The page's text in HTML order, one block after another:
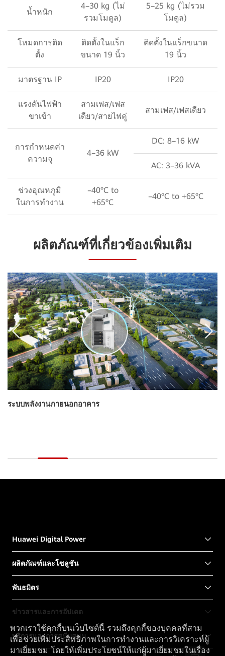
น้ำหนัก
4–30 kg (ไม่
รวมโมดูล)
5–25 kg (ไม่รวม
โมดูล)
โหมดการติด
ตั้ง
ติดตั้งในแร็ก
ขนาด 19 นิ้ว
ติดตั้งในแร็กขนาด
19 นิ้ว
มาตรฐาน IP IP20 IP20
แรงดันไฟฟ้า
ขาเข้า
สามเฟส/เฟส
เดียว/สายไฟคู่
สามเฟส/เฟสเดียว
การกำหนดค่า
ความจุ
4–36 kW
DC: 8–16 kW
AC: 3–36 kVA
ช่วงอุณหภูมิ
ในการทำงาน
–40°C to
+65°C
–40°C to +65°C
ผลิตภัณฑ์ที่เกี่ยวข้องเพิ่มเติม
ระบบพลังงานภายนอกอาคาร
Huawei Digital Power
ผลิตภัณฑ์และโซลูชัน
พันธมิตร
ข่าวสารและการอัปเดต
บริการและการสนับสนุน
พวกเราใช้คุกกี้บนเว็บไซต์นี้ รวมถึงคุกกี้ของบุคคลที่สาม
เพื่อช่วยเพิ่มประสิทธิภาพในการทำงานและการวิเคราะห์ผู้
มาเยี่ยมชม โดยให้เพิ่มประโยชน์ให้แก่ผู้มาเยี่ยมชมในเรื่อง